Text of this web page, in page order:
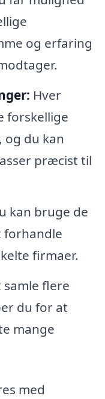
og erfaring
Hver
forskellige
du kan
præcist til
kan bruge de
forhandle
firmaer.
samle flere
du for at
mange
med